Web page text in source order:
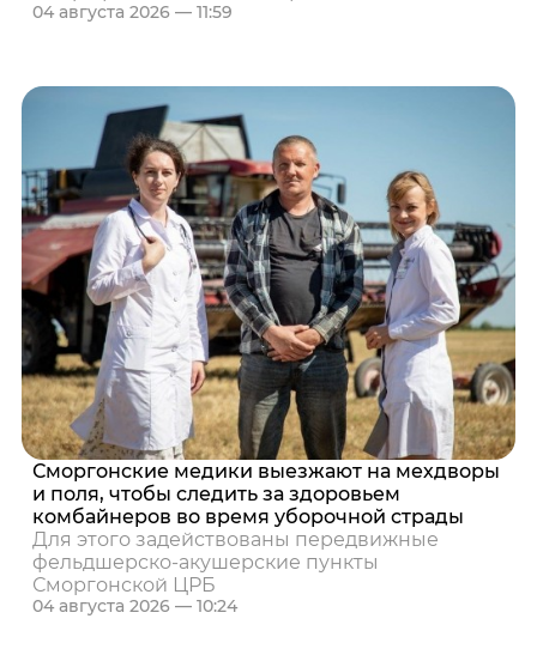
04 августа 2026 — 11:59
Сморгонские медики выезжают на мехдворы
и поля, чтобы следить за здоровьем
комбайнеров во время уборочной страды
Для этого задействованы передвижные
фельдшерско-акушерские пункты
Сморгонской ЦРБ
04 августа 2026 — 10:24